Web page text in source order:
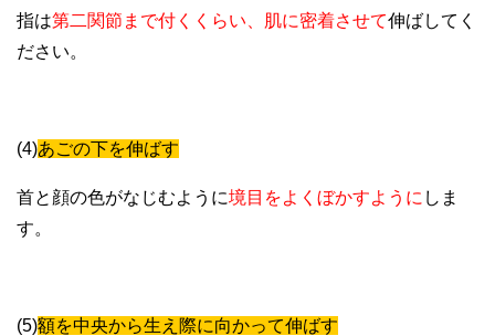
指は第二関節まで付くくらい、肌に密着させて伸ばしてく
ださい。
(4)あごの下を伸ばす
首と顔の色がなじむように境目をよくぼかすように しま
す。
(5)額を中央から生え際に向かって伸ばす